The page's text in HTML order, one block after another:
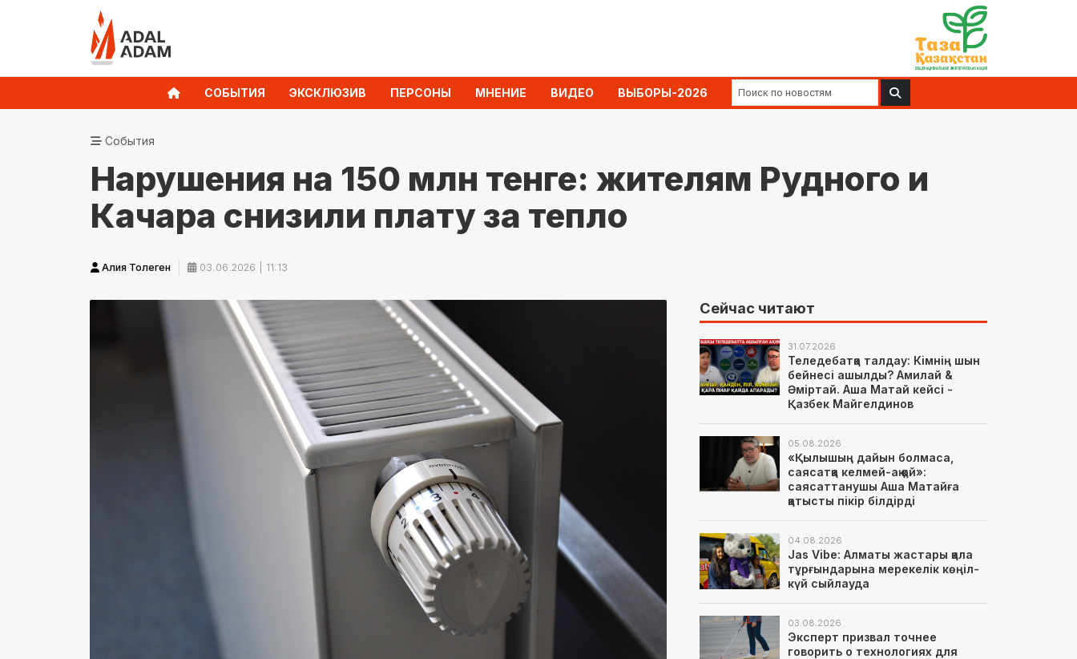
СОБЫТИЯ ЭКСКЛЮЗИВ ПЕРСОНЫ МНЕНИЕ ВИДЕО ВЫБОРЫ-2026
События
Нарушения на 150 млн тенге: жителям Рудного и
Качара снизили плату за тепло
Алия Толеген 03.06.2026 | 11:13
Сейчас читают
31.07.2026
Теледебатқа талдау: Кімнің шын
бейнесі ашылды? Амилай &
Әміртай. Аша Матай кейсі -
Қазбек Майгелдинов
05.08.2026
«Қылышың дайын болмаса,
саясатқа келмей-ақ қой»:
саясаттанушы Аша Матайға
қатысты пікір білдірді
04.08.2026
Jas Vibe: Алматы жастары қала
тұрғындарына мерекелік көңіл-
күй сыйлауда
03.08.2026
Эксперт призвал точнее
говорить о технологиях для